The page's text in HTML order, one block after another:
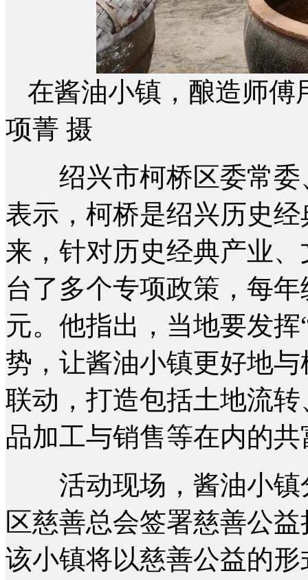
在酱油小镇，酿造师傅
项菁 摄
绍兴市柯桥区委常委
表示，柯桥是绍兴历史
来，针对历史经典产业
台了多个专项政策，每
元。他指出，当地要发
势，让酱油小镇更好地
联动，打造包括土地流
品加工与销售等在内的
活动现场，酱油小镇
区慈善总会签署慈善公
该小镇将以慈善公益的